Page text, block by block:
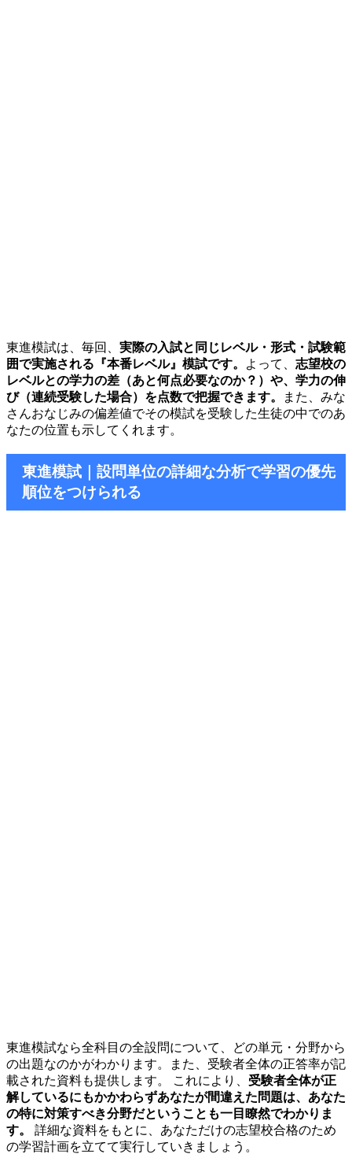
東進模試は、毎回、 実際の入試と同じレベル・形式・試験範
囲で実施される『本番レベル』模試です。
よって、 志望校の
レベルとの学力の差（あと何点必要なのか？）や、学力の伸
び（連続受験した場合）を点数で把握できます。
また、みな
さんおなじみの偏差値でその模試を受験した生徒の中でのあ
なたの位置も示してくれます。
東進模試｜設問単位の詳細な分析で学習の優先
順位をつけられる
東進模試なら全科目の全設問について、どの単元・分野から
の出題なのかがわかります。また、受験者全体の正答率が記
載された資料も提供します。 これにより、 受験者全体が正
解しているにもかかわらずあなたが間違えた問題は、あなた
の特に対策すべき分野だということも一目瞭然でわかりま
す。
詳細な資料をもとに、あなただけの志望校合格のため
の学習計画を立てて実行していきましょう。